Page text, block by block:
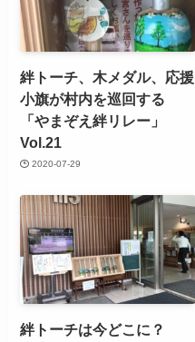
絆トーチ、木メダル、応援
小旗が村内を巡回する
「やまぞえ絆リレー」
Vol.21
2020-07-29
絆トーチは今どこに？